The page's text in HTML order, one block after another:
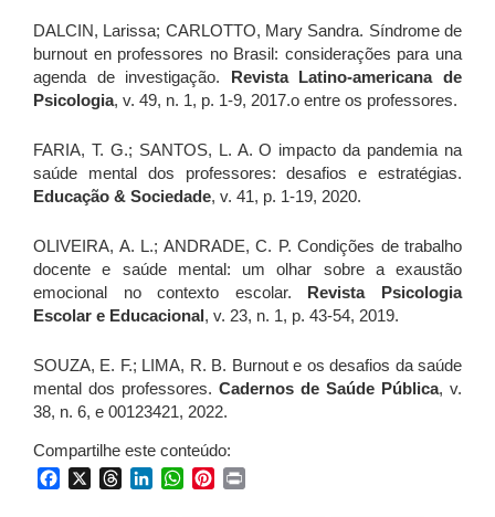
DALCIN, Larissa; CARLOTTO, Mary Sandra. Síndrome de
burnout en professores no Brasil: considerações para una
agenda de investigação. Revista Latino-americana de
Psicologia, v. 49, n. 1, p. 1-9, 2017.o entre os professores.
FARIA, T. G.; SANTOS, L. A. O impacto da pandemia na
saúde mental dos professores: desafios e estratégias.
Educação & Sociedade, v. 41, p. 1-19, 2020.
OLIVEIRA, A. L.; ANDRADE, C. P. Condições de trabalho
docente e saúde mental: um olhar sobre a exaustão
emocional no contexto escolar. Revista Psicologia
Escolar e Educacional, v. 23, n. 1, p. 43-54, 2019.
SOUZA, E. F.; LIMA, R. B. Burnout e os desafios da saúde
mental dos professores. Cadernos de Saúde Pública, v.
38, n. 6, e 00123421, 2022.
Compartilhe este conteúdo:
FacebookThreadsLinkedInWhatsApp
Pinterest